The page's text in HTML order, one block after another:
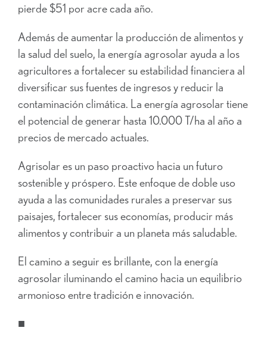
pierde $51 por acre cada año.
Además de aumentar la producción de alimentos y
la salud del suelo, la energía agrosolar ayuda a los
agricultores a fortalecer su estabilidad financiera al
diversificar sus fuentes de ingresos y reducir la
contaminación climática. La energía agrosolar tiene
el potencial de generar hasta 10.000 T/ha al año a
precios de mercado actuales.
Agrisolar es un paso proactivo hacia un futuro
sostenible y próspero. Este enfoque de doble uso
ayuda a las comunidades rurales a preservar sus
paisajes, fortalecer sus economías, producir más
alimentos y contribuir a un planeta más saludable.
El camino a seguir es brillante, con la energía
agrosolar iluminando el camino hacia un equilibrio
armonioso entre tradición e innovación.
■